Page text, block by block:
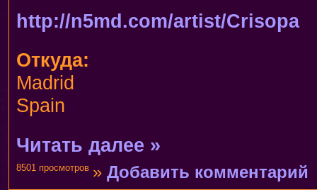
http://n5md.com/artist/Crisopa
Откуда:
Madrid
Spain
Читать далее »
»Добавить комментарий
8501 просмотров